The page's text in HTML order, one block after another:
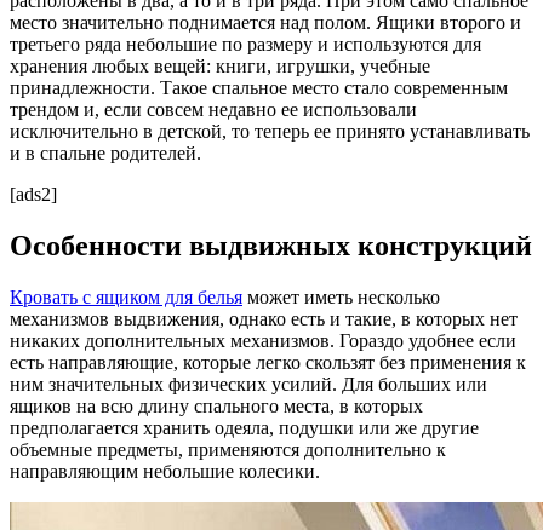
место значительно поднимается над полом. Ящики второго и
третьего ряда небольшие по размеру и используются для
хранения любых вещей: книги, игрушки, учебные
принадлежности. Такое спальное место стало современным
трендом и, если совсем недавно ее использовали
исключительно в детской, то теперь ее принято устанавливать
и в спальне родителей.
[ads2]
Особенности выдвижных конструкций
Кровать с ящиком для белья может иметь несколько
механизмов выдвижения, однако есть и такие, в которых нет
никаких дополнительных механизмов. Гораздо удобнее если
есть направляющие, которые легко скользят без применения к
ним значительных физических усилий. Для больших или
ящиков на всю длину спального места, в которых
предполагается хранить одеяла, подушки или же другие
объемные предметы, применяются дополнительно к
направляющим небольшие колесики.